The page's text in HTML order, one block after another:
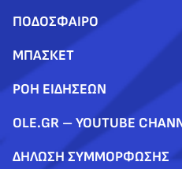
ΠΟΔΟΣΦΑΙΡΟ
ΜΠΑΣΚΕΤ
ΡΟΗ ΕΙΔΗΣΕΩΝ
OLE.GR – YOUTUBE
ΔΗΛΩΣΗ ΣΥΜΜΟΡΦΩΣΗΣ